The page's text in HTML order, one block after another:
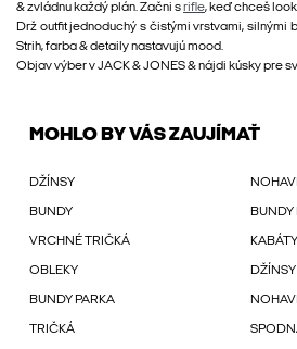
& zvládnu každý plán. Začni srifle, keď chceš
Drž outfit jednoduchý s čistými vrstvami, silnými
Strih, farba & detaily nastavujú mood.
Objav výber v JACK & JONES & nájdi kúsky pre
MOHLO BY VÁS ZAUJÍMAŤ
DŽÍNSY
BUNDY BUNDY
VRCHNÉ TRIČKÁ KABÁTY
OBLEKY
BUNDY PARKA
TRIČKÁ